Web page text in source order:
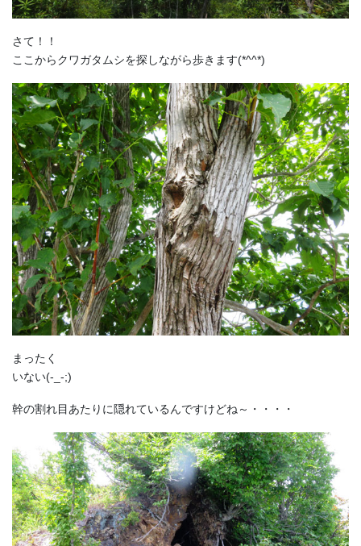
さて！！
ここからクワガタムシを探しながら歩きます(*^^*)
まったく
いない(-_-;)
幹の割れ目あたりに隠れているんですけどね～・・・・